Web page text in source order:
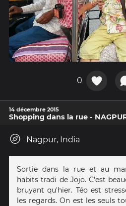
0
14 décembre 2015
Shopping dans la rue -
Nagpur, India
Sortie dans la rue et au
habits tradi de Jojo. C'est
bruyant qu'hier. Téo est
les regards. On est les seuls